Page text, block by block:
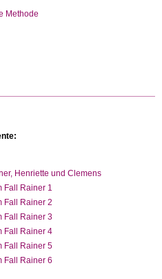
Methode
Henriette und Clemens
Fall Rainer 1
Fall Rainer 2
Fall Rainer 3
Fall Rainer 4
Fall Rainer 5
Fall Rainer 6